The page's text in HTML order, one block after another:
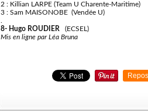
2 : Killian LARPE (Team U Charente-Maritime)
3 : Sam MAISONOBE (Vendée U)
.
8- Hugo ROUDIER (ECSEL)
Mis en ligne par Léa Bruna